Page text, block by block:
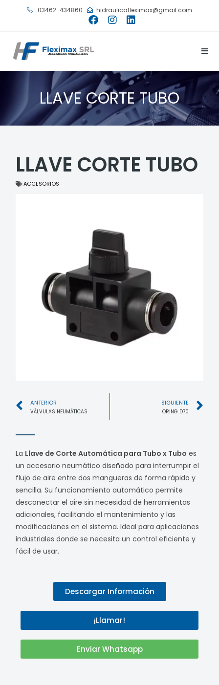
03462-434860 hidraulicafleximax@gmail.com
LLAVE CORTE TUBO
LLAVE CORTE TUBO
ACCESORIOS
ANTERIOR
VÁLVULAS NEUMÁTICAS
SIGUIENTE
ORING D70
La Llave de Corte Automática para Tubo x Tubo es
un accesorio neumático diseñado para interrumpir el
flujo de aire entre dos mangueras de forma rápida y
sencilla. Su funcionamiento automático permite
desconectar el aire sin necesidad de herramientas
adicionales, facilitando el mantenimiento y las
modificaciones en el sistema. Ideal para aplicaciones
industriales donde se necesita un control eficiente y
fácil de usar.
Descargar Información
¡Llamar!
Enviar Whatsapp